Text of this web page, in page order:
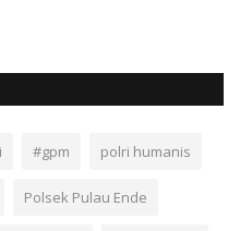
#gpm polri humanis
Polsek Pulau Ende